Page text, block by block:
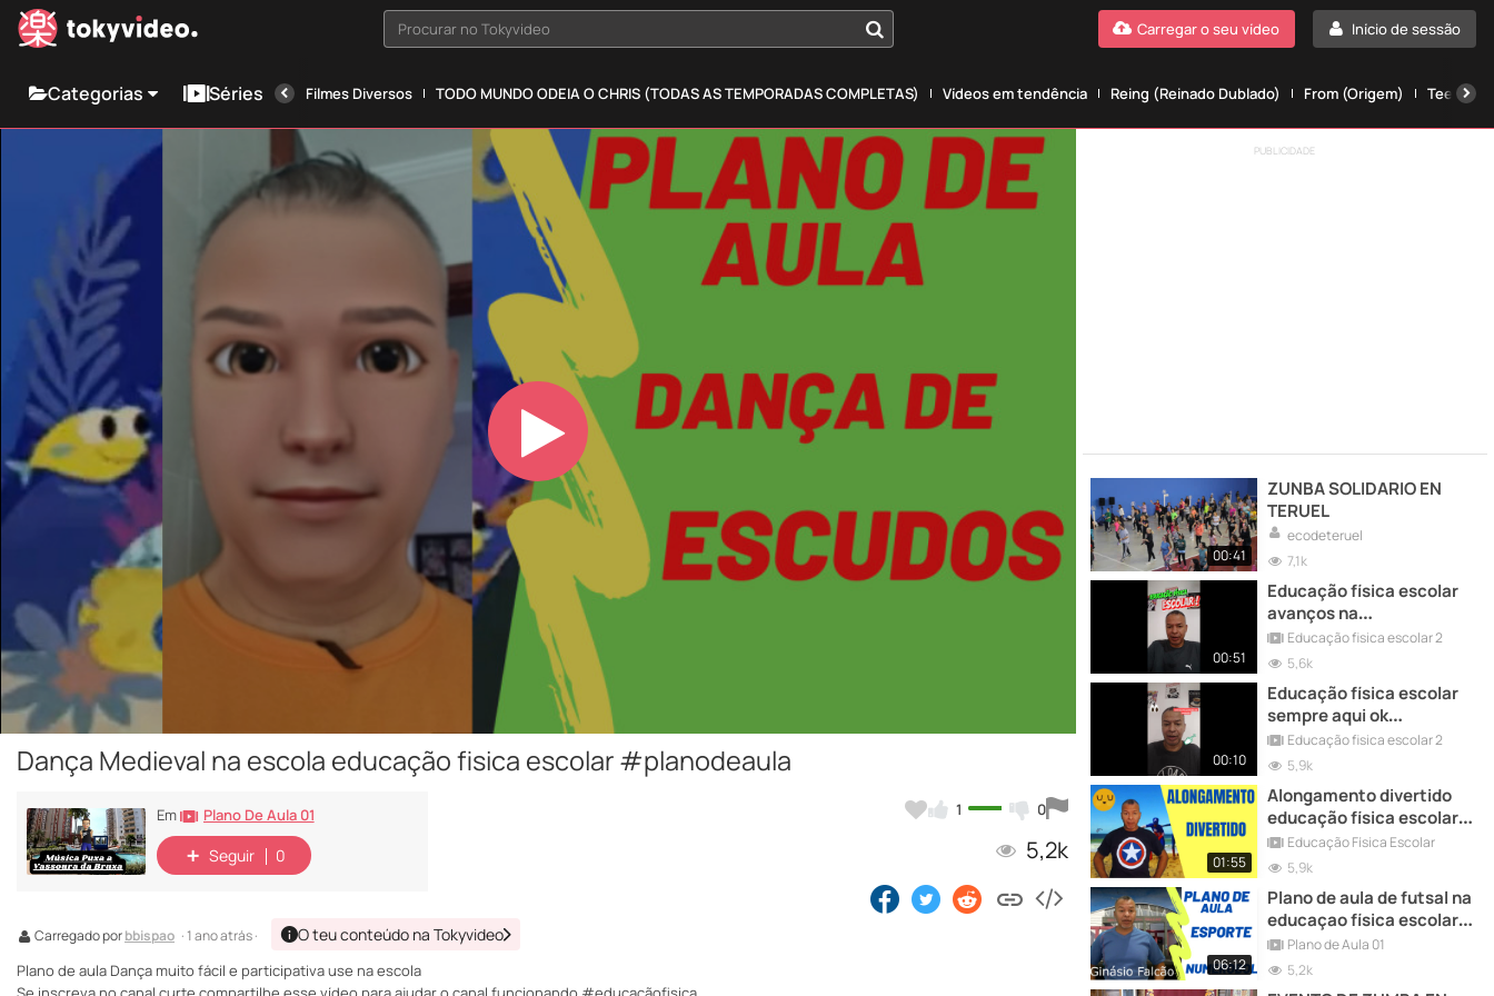
Procurar no Tokyvideo Início de sessão
Carregar o seu vídeo
Categorias Séries Filmes Diversos TODO MUNDO ODEIA O CHRIS (TODAS AS TEMPORADAS COMPLETAS) Vídeos em tendência Reing (Reinado Dublado) From (Origem) Teen
Play
Video
Dança Medieval na escola educação fisica escolar #planodeaula
1 0
5,2k
Em Plano De Aula 01
Seguir 0
Carregado porbbispao · 1 ano atrás · O teu conteúdo na Tokyvideo
Plano de aula Dança muito fácil e participativa use na escola
PUBLICIDADE
00:41
ZUNBA SOLIDARIO EN
TERUEL
ecodeteruel
7,1k
00:51
Educação física escolar
avanços na
escola#educação
Educação fisica escolar 2
5,6k
00:10
Educação física escolar
sempre aqui ok
#educacao
Educação fisica escolar 2
5,9k
01:55
Alongamento divertido
educação física escolar
#planodeaula
Educação Física Escolar
5,9k
06:12
Plano de aula de futsal na
educaçao física escolar
#planodeaula
Plano de Aula 01
5,2k